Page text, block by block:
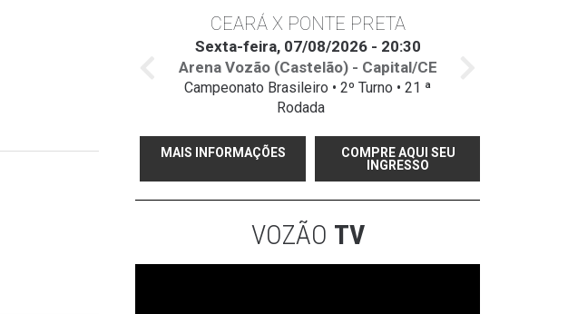
CEARÁ X PONTE PRETA
Sexta-feira, 07/08/2026 - 20:30
Arena Vozão (Castelão) - Capital/CE
Campeonato Brasileiro • 2º Turno • 21 ª
Rodada
MAIS INFORMAÇÕES
COMPRE AQUI SEU
INGRESSO
VOZÃO TV